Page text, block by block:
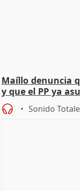
Maíllo denuncia
y que el PP ya
Sonido